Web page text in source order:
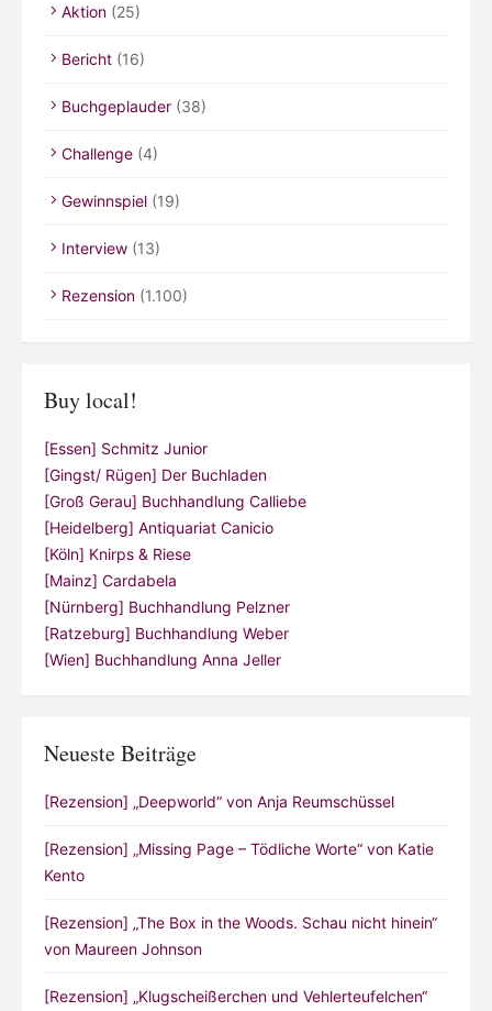
Aktion (25)
Bericht (16)
Buchgeplauder (38)
Challenge (4)
Gewinnspiel (19)
Interview (13)
Rezension (1.100)
Buy local!
[Essen] Schmitz Junior
[Gingst/ Rügen] Der Buchladen
[Groß Gerau] Buchhandlung Calliebe
[Heidelberg] Antiquariat Canicio
[Köln] Knirps & Riese
[Mainz] Cardabela
[Nürnberg] Buchhandlung Pelzner
[Ratzeburg] Buchhandlung Weber
[Wien] Buchhandlung Anna Jeller
Neueste Beiträge
[Rezension] „Deepworld“ von Anja Reumschüssel
[Rezension] „Missing Page – Tödliche Worte“ von Katie
Kento
[Rezension] „The Box in the Woods. Schau nicht hinein“
von Maureen Johnson
[Rezension] „Klugscheißerchen und Vehlerteufelchen“